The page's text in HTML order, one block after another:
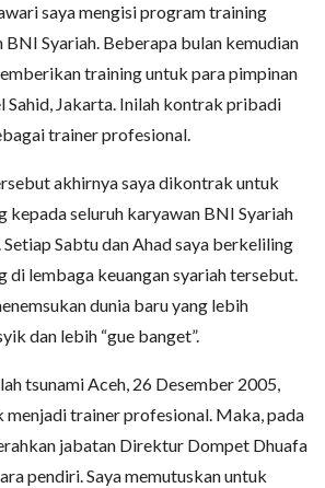
saya mengisi program training
Syariah. Beberapa bulan kemudian
training untuk para pimpinan
Sahid, Jakarta. Inilah kontrak pribadi
trainer profesional.
akhirnya saya dikontrak untuk
kepada seluruh karyawan BNI Syariah
Setiap Sabtu dan Ahad saya berkeliling
di lembaga keuangan syariah tersebut.
dunia baru yang lebih
dan lebih “gue banget”.
tsunami Aceh, 26 Desember 2005,
menjadi trainer profesional. Maka, pada
jabatan Direktur Dompet Dhuafa
pendiri. Saya memutuskan untuk